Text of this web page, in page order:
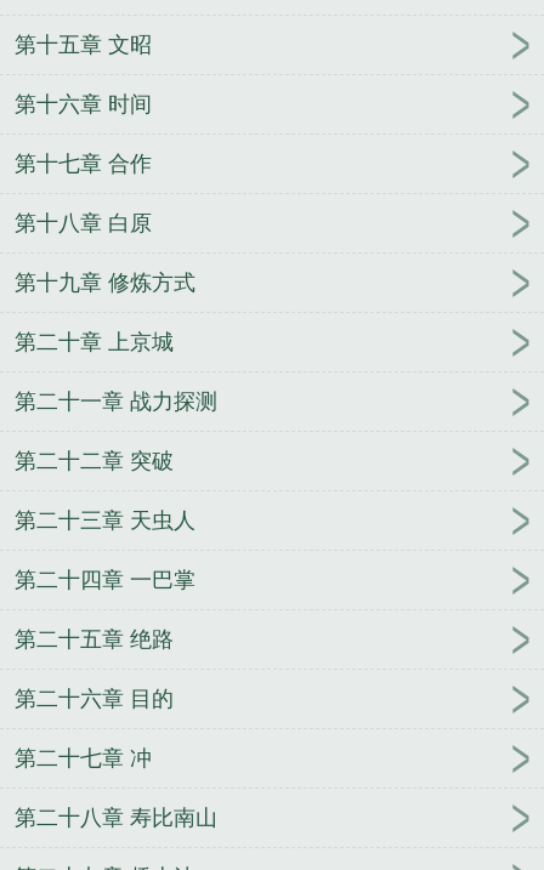
第十五章 文昭
第十六章 时间
第十七章 合作
第十八章 白原
第十九章 修炼方式
第二十章 上京城
第二十一章 战力探测
第二十二章 突破
第二十三章 天虫人
第二十四章 一巴掌
第二十五章 绝路
第二十六章 目的
第二十七章 冲
第二十八章 寿比南山